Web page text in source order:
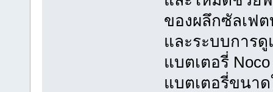
ของผลึกซัลเฟ
และระบบการ
แบตเตอรี่
แบตเตอรี่ขนา